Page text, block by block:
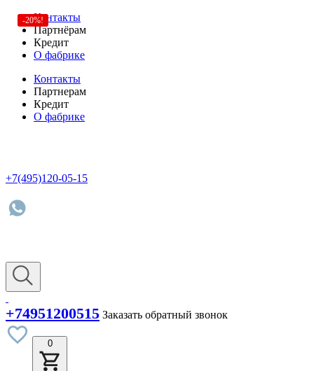
Контакты
Партнёрам
Кредит
О фабрике
Контакты
Партнерам
Кредит
О фабрике
+7(495)120-05-15
+74951200515 Заказать обратный звонок
0
-20%!